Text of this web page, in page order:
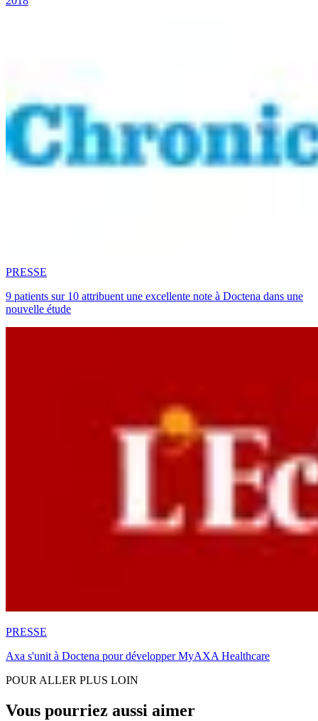
PRESSE
9 patients sur 10 attribuent une excellente note à Doctena dans une
nouvelle étude
PRESSE
Axa s'unit à Doctena pour développer MyAXA Healthcare
POUR ALLER PLUS LOIN
Vous pourriez aussi aimer